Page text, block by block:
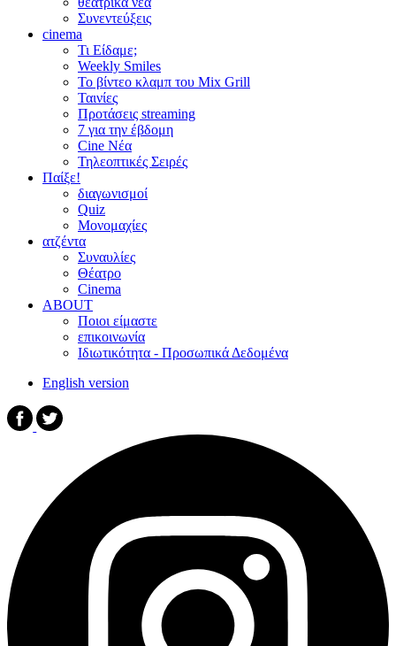
Συνεντεύξεις
cinema
Τι Είδαμε;
Weekly Smiles
Το βίντεο κλαμπ του Mix Grill
Ταινίες
Προτάσεις streaming
7 για την έβδομη
Cine Νέα
Τηλεοπτικές Σειρές
Παίξε!
διαγωνισμοί
Quiz
Μονομαχίες
ατζέντα
Συναυλίες
Θέατρο
Cinema
ABOUT
Ποιοι είμαστε
επικοινωνία
Ιδιωτικότητα - Προσωπικά Δεδομένα
English version